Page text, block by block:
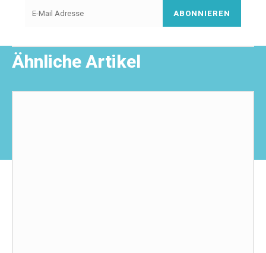
ABONNIEREN
Ähnliche Artikel